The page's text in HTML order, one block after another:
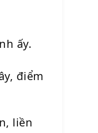
ấy.
điểm
liền